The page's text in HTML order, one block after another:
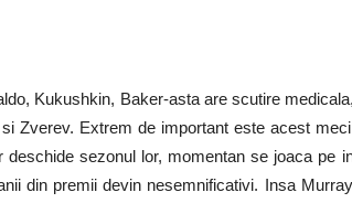
Kukushkin, Baker-asta are scutire
Zverev. Extrem de important este acest
sezonul lor, momentan se joaca pe
din premii devin nesemnificativi. Insa